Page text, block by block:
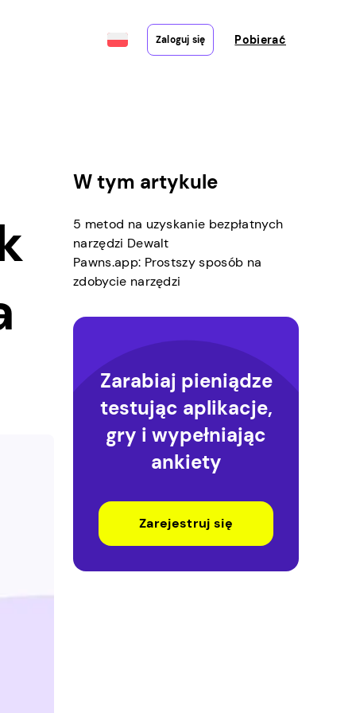
Zaloguj się Pobierać
W tym artykule
5 metod na uzyskanie bezpłatnych
narzędzi Dewalt
Pawns.app: Prostszy sposób na
zdobycie narzędzi
Zarabiaj pieniądze
testując aplikacje,
gry i wypełniając
ankiety
Zarejestruj się